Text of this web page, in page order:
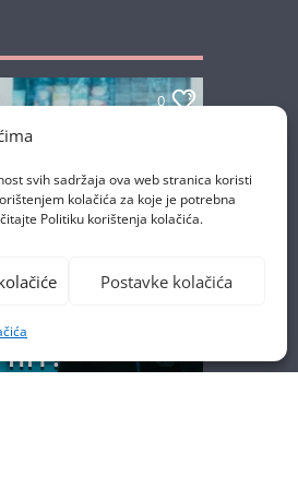
svih sadržaja ova web stranica koristi
kolačića za koje je potrebna
Politiku korištenja kolačića.
Postavke kolačića
0
IMAJU